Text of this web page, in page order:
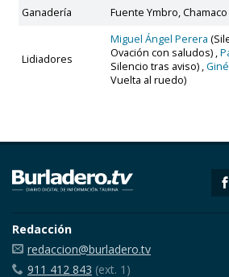
Ganadería
Fuente Ymbro, Chamaco
Lidiadores
Miguel Ángel Perera
Ovación con saludos) ,
Silencio tras aviso) ,
Vuelta al ruedo)
Redacción
redaccion@burladero.tv
911 412 843 (ext. 1)